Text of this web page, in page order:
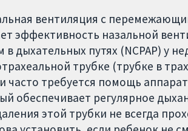
вентиляция с
эффективность назальной
дыхательных путях (NCPAP) у
трубке (трубке в
требуется помощь
обеспечивает регулярное
этой трубки не всегда